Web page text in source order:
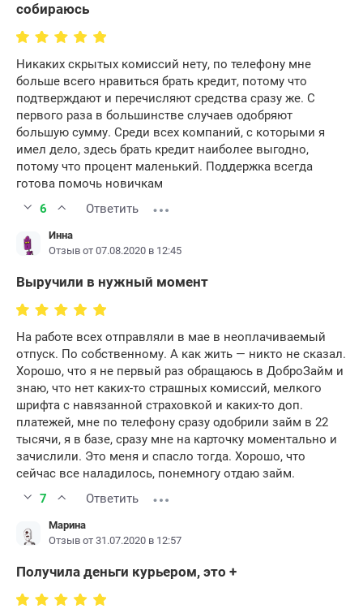
собираюсь
Никаких скрытых комиссий нету, по телефону мне
больше всего нравиться брать кредит, потому что
подтверждают и перечисляют средства сразу же. С
первого раза в большинстве случаев одобряют
большую сумму. Среди всех компаний, с которыми я
имел дело, здесь брать кредит наиболее выгодно,
потому что процент маленький. Поддержка всегда
готова помочь новичкам
6
Ответить
Инна
Отзыв от 07.08.2020 в 12:45
Выручили в нужный момент
На работе всех отправляли в мае в неоплачиваемый
отпуск. По собственному. А как жить — никто не сказал.
Хорошо, что я не первый раз обращаюсь в ДоброЗайм и
знаю, что нет каких-то страшных комиссий, мелкого
шрифта с навязанной страховкой и каких-то доп.
платежей, мне по телефону сразу одобрили займ в 22
тысячи, я в базе, сразу мне на карточку моментально и
зачислили. Это меня и спасло тогда. Хорошо, что
сейчас все наладилось, понемногу отдаю займ.
7
Ответить
Марина
Отзыв от 31.07.2020 в 12:57
Получила деньги курьером, это +